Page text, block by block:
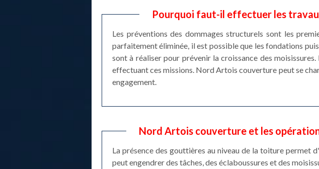
Pourquoi faut-il effectuer les
Les préventions des dommages structurels sont les
parfaitement éliminée, il est possible que les fondations
sont à réaliser pour prévenir la croissance des
effectuant ces missions. Nord Artois couverture peut se
engagement.
Nord Artois couverture et les
La présence des gouttières au niveau de la toiture permet
peut engendrer des tâches, des éclaboussures et des